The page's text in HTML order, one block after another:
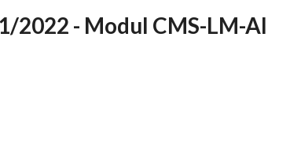
2022 - Modul CMS-LM-AI